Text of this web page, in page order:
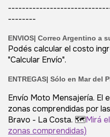
--------
ENVIOS| Correo Argentino a
Podés calcular el costo
"Calcular Envío".
ENTREGAS| Sólo en Mar del
Envío Moto Mensajería. El
zonas comprendidas por
Bravo - La Costa. 🗺️Mirá el
zonas comprendidas)